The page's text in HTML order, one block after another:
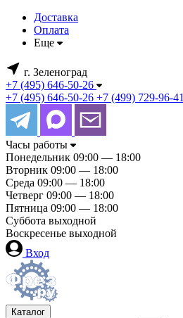
Доставка
Оплата
Еще
г. Зеленоград
+7 (495) 646-50-26
+7 (495) 646-50-26 +7 (499) 729-96-41
Часы работы
Понедельник 09:00 — 18:00
Вторник 09:00 — 18:00
Среда 09:00 — 18:00
Четверг 09:00 — 18:00
Пятница 09:00 — 18:00
Суббота выходной
Воскресенье выходной
Вход
Каталог